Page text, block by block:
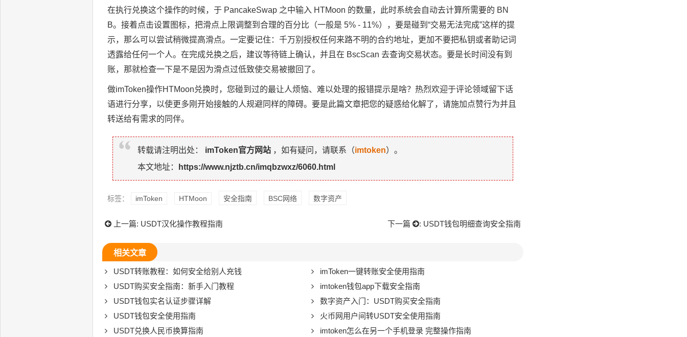
在执行兑换这个操作的时候，于 PancakeSwap 之中输入 HTMoon 的数量，此时系统会自动去计算所需要的 BN
B。接着点击设置图标，把滑点上限调整到合理的百分比（一般是 5% - 11%），要是碰到“交易无法完成”这样的提
示，那么可以尝试稍微提高滑点。一定要记住：千万别授权任何来路不明的合约地址，更加不要把私钥或者助记词
透露给任何一个人。在完成兑换之后，建议等待链上确认，并且在 BscScan 去查询交易状态。要是长时间没有到
账，那就检查一下是不是因为滑点过低致使交易被撤回了。
做imToken操作HTMoon兑换时，您碰到过的最让人烦恼、难以处理的报错提示是啥？热烈欢迎于评论领域留下话
语进行分享，以使更多刚开始接触的人规避同样的障碍。要是此篇文章把您的疑惑给化解了，请施加点赞行为并且
转送给有需求的同伴。
转载请注明出处： imToken官方网站 ，如有疑问，请联系（imtoken）。
本文地址：
https://www.njztb.cn/imqbzwxz/6060.html
标签： imToken HTMoon 安全指南 BSC网络 数字资产
上一篇: USDT汉化操作教程指南 下一篇 : USDT钱包明细查询安全指南
相关文章
USDT转账教程：如何安全给别人充钱
imToken一键转账安全使用指南
USDT购买安全指南：新手入门教程
imtoken钱包app下载安全指南
USDT钱包实名认证步骤详解
数字资产入门：USDT购买安全指南
USDT钱包安全使用指南
火币网用户间转USDT安全使用指南
USDT兑换人民币换算指南
imtoken怎么在另一个手机登录 完整操作指南